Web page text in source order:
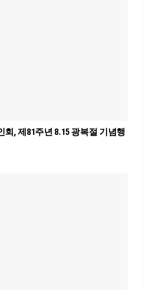
회, 제81주년 8.15 광복절 기념행